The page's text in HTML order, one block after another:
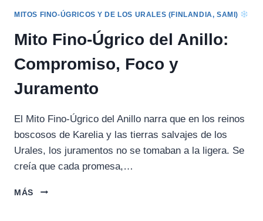
MITOS FINO-ÚGRICOS Y DE LOS URALES (FINLANDIA, SAMI)
Mito Fino-Úgrico del Anillo:
Compromiso, Foco y
Juramento
El Mito Fino-Úgrico del Anillo narra que en los reinos
boscosos de Karelia y las tierras salvajes de los
Urales, los juramentos no se tomaban a la ligera. Se
creía que cada promesa,…
MÁS
MITO